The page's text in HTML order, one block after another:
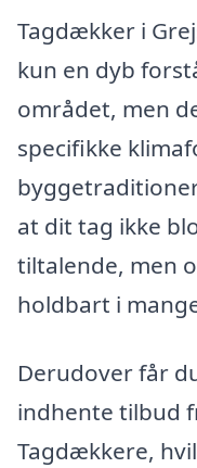
Tagdækker i
kun en dyb
området, men
specifikke
at dit tag ikke
tiltalende, men
holdbart i
Derudover får
indhente tilbud
Tagdækkere,